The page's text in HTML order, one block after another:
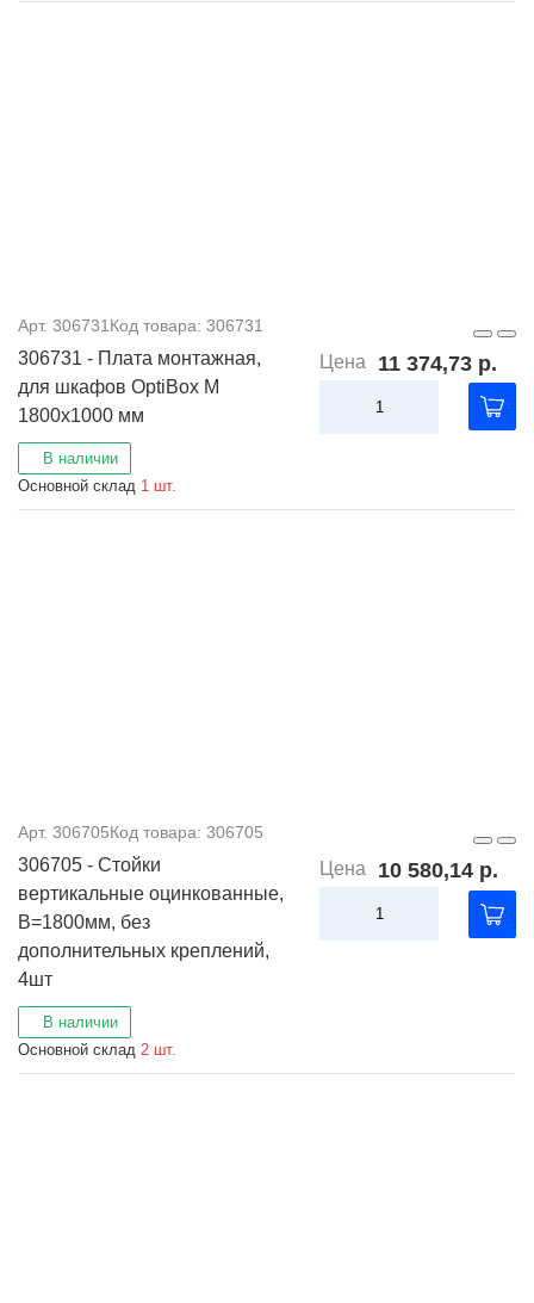
Арт. 306731 Код товара: 306731
306731 - Плата монтажная,
для шкафов OptiBox M
1800x1000 мм
В наличии
Основной склад 1 шт.
Цена 11 374,73 р.
Арт. 306705Код товара: 306705
306705 - Стойки
вертикальные оцинкованные,
В=1800мм, без
дополнительных креплений,
4шт
В наличии
Основной склад 2 шт.
Цена 10 580,14 р.